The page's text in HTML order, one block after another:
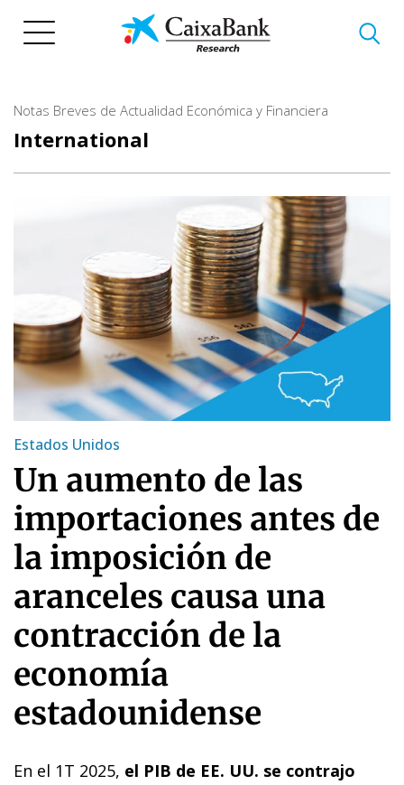
Notas Breves de Actualidad Económica y Financiera
International
Estados Unidos
Un aumento de las
importaciones antes de
la imposición de
aranceles causa una
contracción de la
economía
estadounidense
En el 1T 2025, el PIB de EE. UU. se contrajo